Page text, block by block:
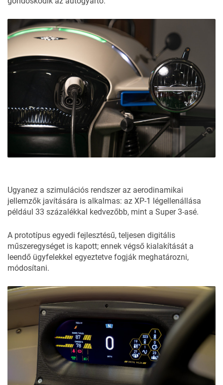
Ugyanez a szimulációs rendszer az aerodinamikai
jellemzők javítására is alkalmas: az XP-1 légellenállása
például 33 százalékkal kedvezőbb, mint a Super 3-asé.
A prototípus egyedi fejlesztésű, teljesen digitális
műszeregységet is kapott; ennek végső kialakítását a
leendő ügyfelekkel egyeztetve fogják meghatározni,
módosítani.